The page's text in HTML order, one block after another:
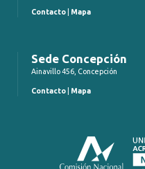
Contacto Mapa
Sede Concepción
Ainavillo 456, Concepción
Contacto Mapa